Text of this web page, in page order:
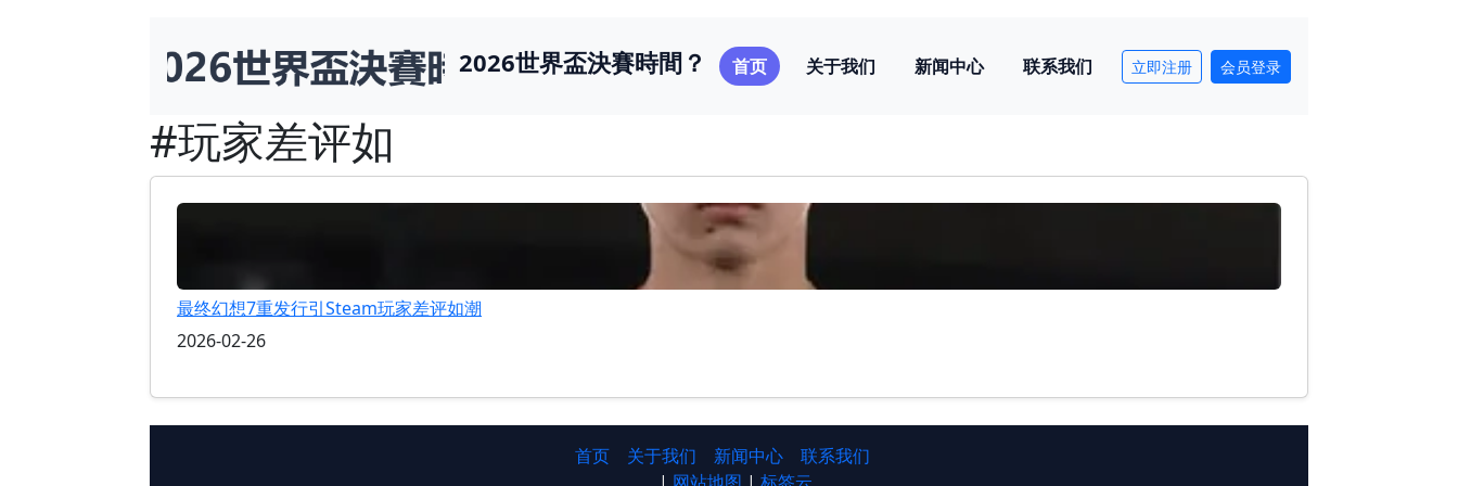
2026世界盃決賽時間？ 首页 关于我们 新闻中心 联系我们 立即注册 会员登录
#玩家差评如
最终幻想7重发行引Steam玩家差评如潮
2026-02-26
首页 关于我们 新闻中心
联系我们